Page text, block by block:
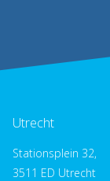
Utrecht
Stationsplein 32,
3511 ED Utrecht